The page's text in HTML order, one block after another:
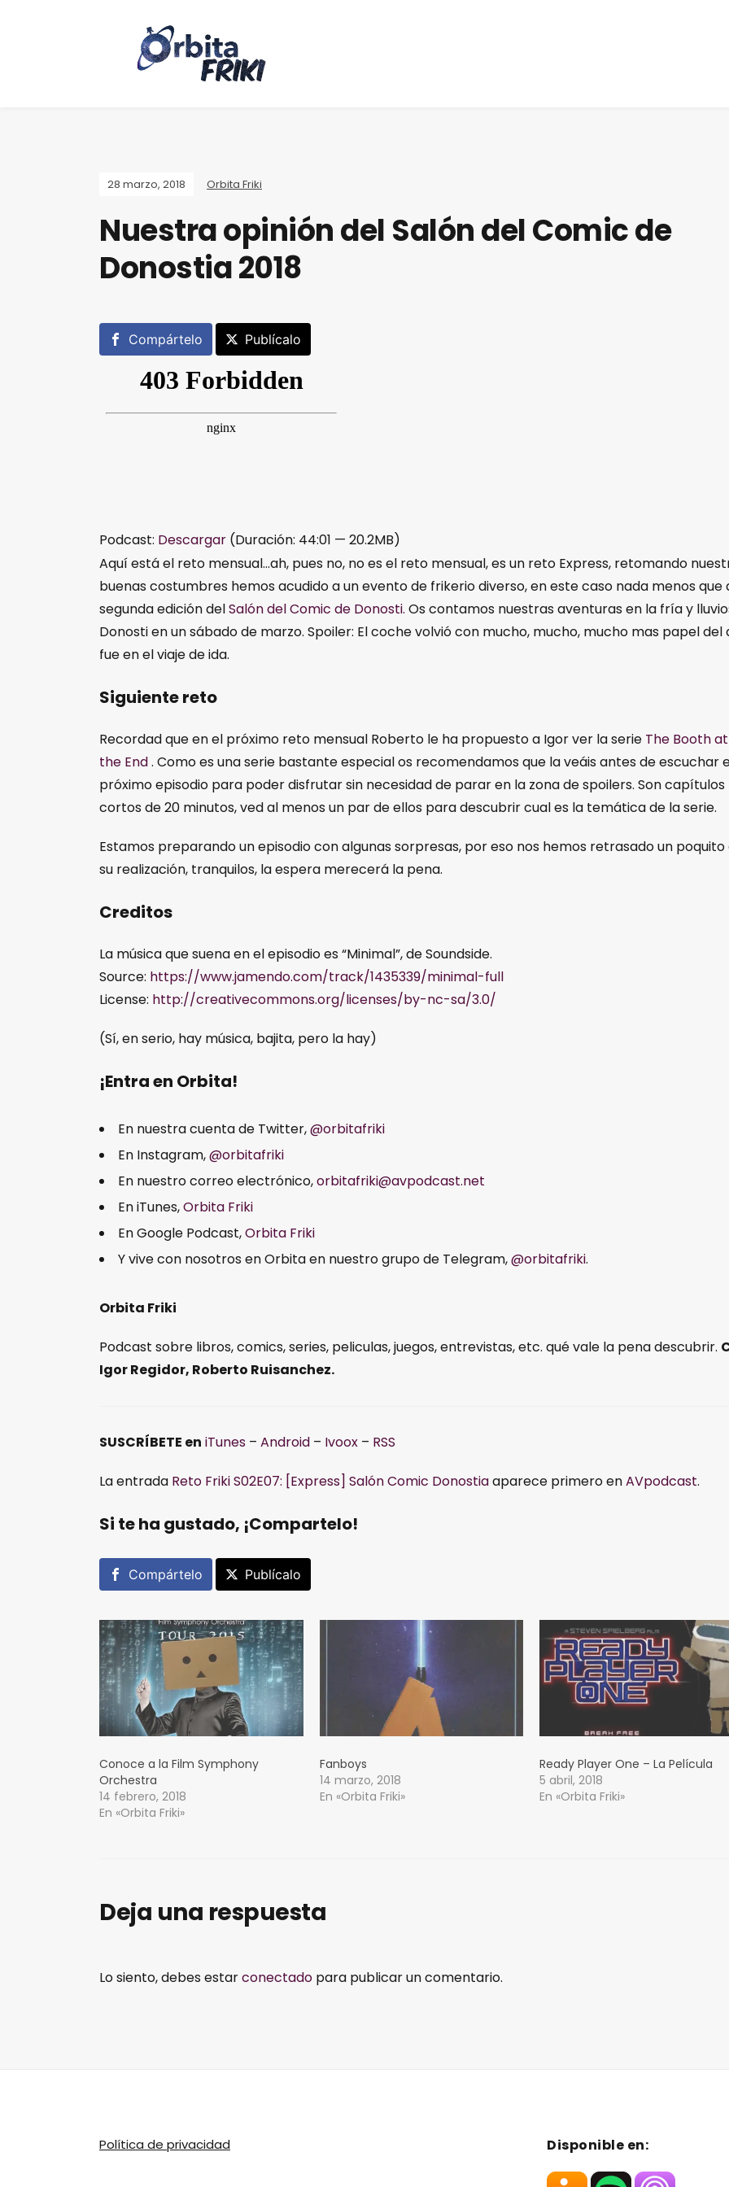
28 marzo, 2018 Orbita Friki
Nuestra opinión del Salón del Comic de
Donostia 2018
Compártelo Publícalo
Podcast: Descargar (Duración: 44:01 — 20.2MB)
Aquí está el reto mensual…ah, pues no, no es el reto mensual, es un reto Express, retomando
buenas costumbres hemos acudido a un evento de frikerio diverso, en este caso nada menos que
segunda edición delSalón del Comic de Donosti. Os contamos nuestras aventuras en la fría y
Donosti en un sábado de marzo. Spoiler: El coche volvió con mucho, mucho, mucho mas papel del
fue en el viaje de ida.
Siguiente reto
Recordad que en el próximo reto mensual Roberto le ha propuesto a Igor ver la serie The Booth at
the End. Como es una serie bastante especial os recomendamos que la veáis antes de escuchar
próximo episodio para poder disfrutar sin necesidad de parar en la zona de spoilers. Son capítulos
cortos de 20 minutos, ved al menos un par de ellos para descubrir cual es la temática de la serie.
Estamos preparando un episodio con algunas sorpresas, por eso nos hemos retrasado un poquito
su realización, tranquilos, la espera merecerá la pena.
Creditos
La música que suena en el episodio es “Minimal”, de Soundside.
Source: https://www.jamendo.com/track/1435339/minimal-full
License: http://creativecommons.org/licenses/by-nc-sa/3.0/
(Sí, en serio, hay música, bajita, pero la hay)
¡Entra en Orbita!
En nuestra cuenta de Twitter,@orbitafriki
En Instagram,@orbitafriki
En nuestro correo electrónico,orbitafriki@avpodcast.net
En iTunes,Orbita Friki
En Google Podcast,Orbita Friki
Y vive con nosotros en Orbita en nuestro grupo de Telegram,@orbitafriki.
Orbita Friki
Podcast sobre libros, comics, series, peliculas, juegos, entrevistas, etc. qué vale la pena descubrir.
Igor Regidor, Roberto Ruisanchez.
SUSCRÍBETE en iTunes – Android – Ivoox – RSS
La entrada Reto Friki S02E07: [Express] Salón Comic Donostiaaparece primero enAVpodcast.
Si te ha gustado, ¡Compartelo!
Compártelo Publícalo
Conoce a la Film Symphony
Orchestra
14 febrero, 2018
En «Orbita Friki»
Fanboys
14 marzo, 2018
En «Orbita Friki»
Ready Player One – La Película
5 abril, 2018
En «Orbita Friki»
Deja una respuesta
Lo siento, debes estarconectado para publicar un comentario.
Política de privacidad Disponible en: